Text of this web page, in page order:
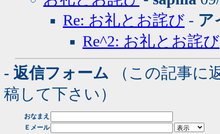
Re: お礼とお詫び - ア
Re^2: お礼とお詫び
- 返信フォーム （この記事に
稿して下さい）
おなまえ
Ｅメール